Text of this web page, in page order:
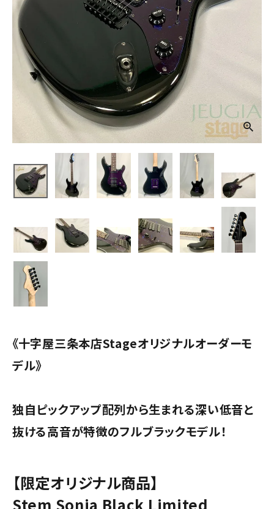
《十字屋三条本店Stageオリジナルオーダーモ
デル》
独自ピックアップ配列から生まれる深い低音と
抜ける高音が特徴のフルブラックモデル！
【限定オリジナル商品】
Stem Sonia Black Limited